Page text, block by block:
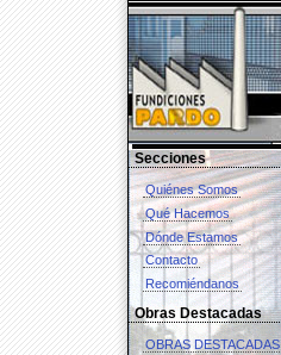
Secciones
Quiénes Somos
Qué Hacemos
Dónde Estamos
Contacto
Recomiéndanos
Obras Destacadas
OBRAS DESTACADAS